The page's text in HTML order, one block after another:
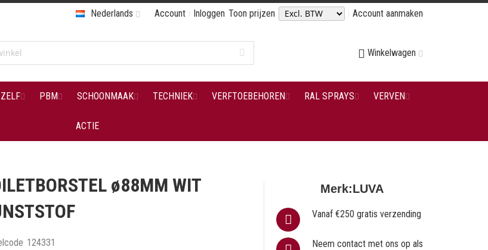
Account Inloggen Toon prijzen Account aanmaken
Nederlands
Winkelwagen
PBM SCHOONMAAK TECHNIEK VERFTOEBEHOREN RAL SPRAYS VERVEN
ACTIE
ø88MM WIT
124331
Merk:LUVA
Vanaf €250 gratis verzending
Neem contact met ons op als